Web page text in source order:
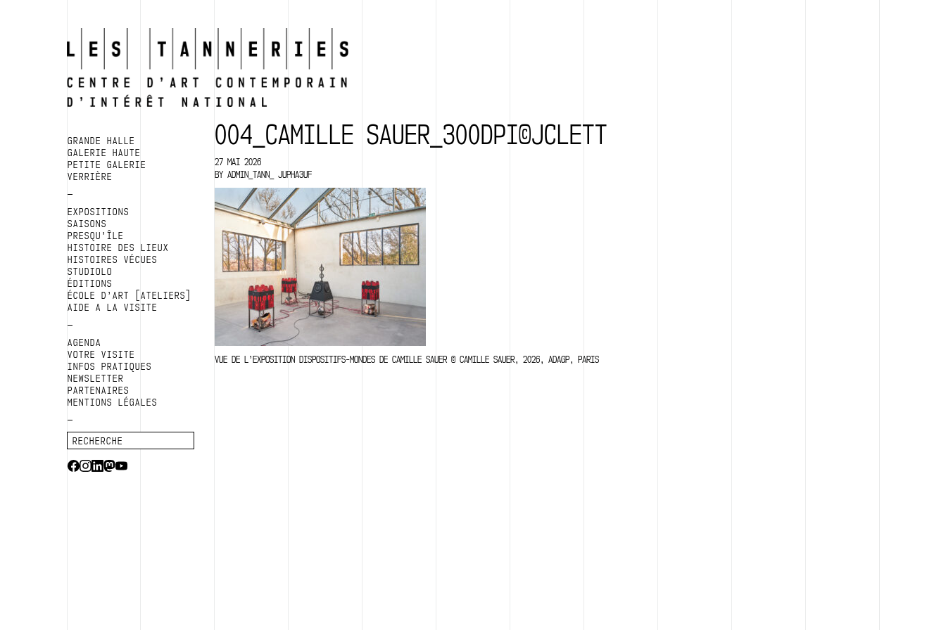
GRANDE HALLE
GALERIE HAUTE
PETITE GALERIE
VERRIÈRE
EXPOSITIONS
SAISONS
PRESQU’ÎLE
HISTOIRE DES LIEUX
HISTOIRES VÉCUES
STUDIOLO
ÉDITIONS
ÉCOLE D’ART [ATELIERS]
AIDE A LA VISITE
AGENDA
VOTRE VISITE
INFOS PRATIQUES
NEWSLETTER
PARTENAIRES
MENTIONS LÉGALES
004_CAMILLE SAUER_300DPI©JCLETT
27 MAI 2026
BY ADMIN_TANN_ JUPHA3UF
VUE DE L’EXPOSITION DISPOSITIFS-MONDES DE CAMILLE SAUER © CAMILLE SAUER, 2026, ADAGP, PARIS